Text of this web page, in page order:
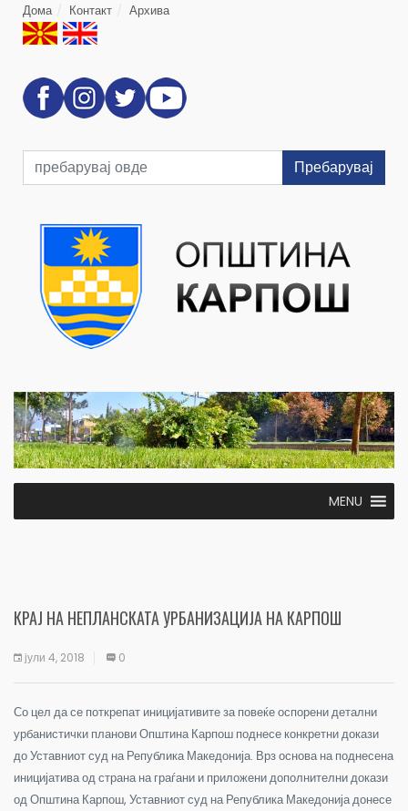
Дома Контакт Архива
Пребарувај
MENU
КРАЈ НА НЕПЛАНСКАТА УРБАНИЗАЦИЈА НА КАРПОШ
јули 4, 2018 0
Со цел да се поткрепат иницијативите за повеќе оспорени детални
урбанистички планови Општина Карпош поднесе конкретни докази
до Уставниот суд на Република Македонија. Врз основа на поднесена
иницијатива од страна на граѓани и приложени дополнителни докази
од Општина Карпош, Уставниот суд на Република Македонија донесе